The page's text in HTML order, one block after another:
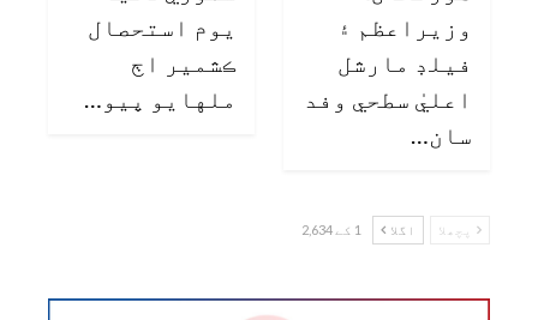
وزيراعظم ۽
فيلڊ مارشل
اعليٰ سطحي وفد
سان…
يوم استحصال
ڪشمير اڄ
ملهايو پيو…
پچھلا اگلا 1 کے 2,634